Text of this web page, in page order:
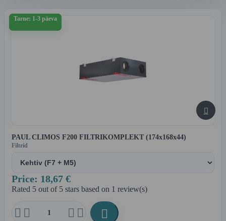
Tarne: 1-3 päeva

PAUL CLIMOS F200 FILTRIKOMPLEKT (174x168x44)
Filtrid
Price: 18,67 €
Rated 5 out of 5 stars based on 1 review(s)
    